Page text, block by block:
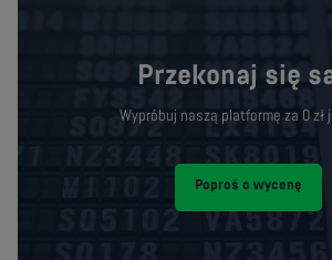
Przekonaj się
Wypróbuj naszą platformę za 0 zł
Poproś o wycenę